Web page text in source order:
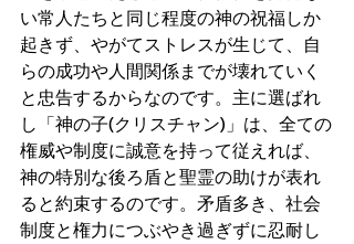
い常人たちと同じ程度の神の祝福しか
起きず、やがてストレスが生じて、自
らの成功や人間関係までが壊れていく
と忠告するからなのです。主に選ばれ
し「神の子(クリスチャン)」は、全ての
権威や制度に誠意を持って従えれば、
神の特別な後ろ盾と聖霊の助けが表れ
ると約束するのです。矛盾多き、社会
制度と権力につぶやき過ぎずに忍耐し